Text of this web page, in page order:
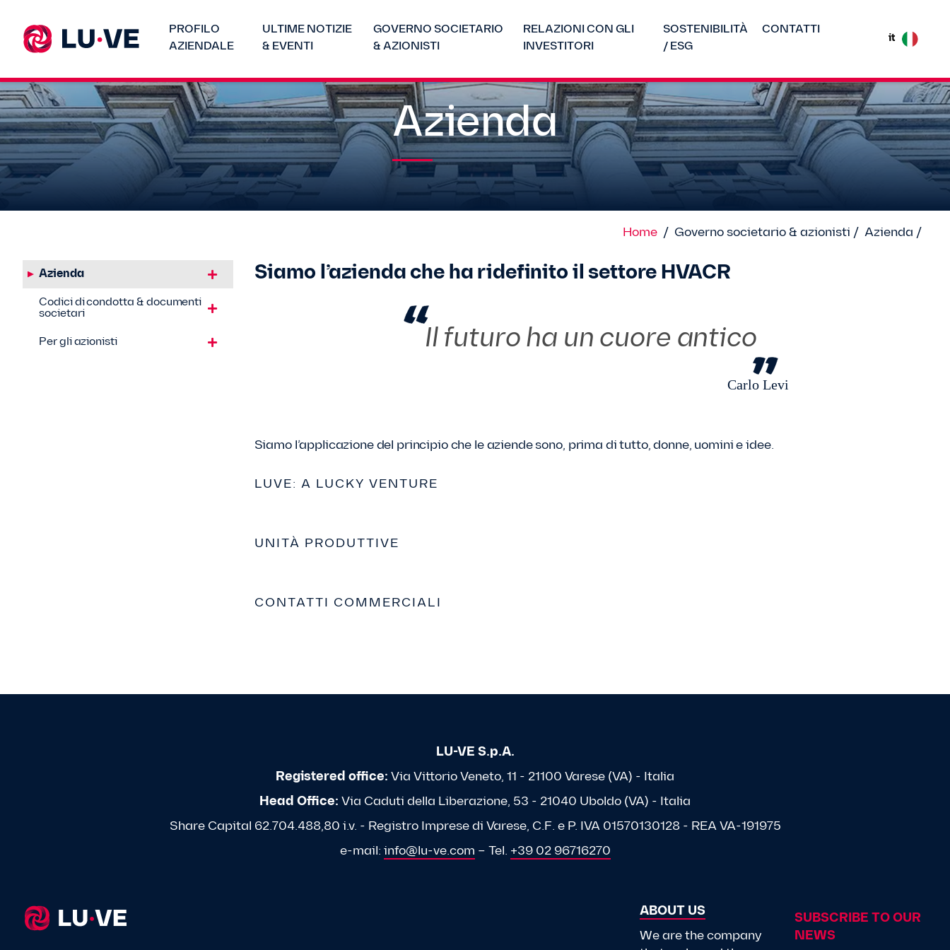
PROFILO
AZIENDALE
ULTIME NOTIZIE
& EVENTI
GOVERNO SOCIETARIO
& AZIONISTI
RELAZIONI CON GLI
INVESTITORI
SOSTENIBILITÀ
/ ESG
CONTATTI
it
Azienda
Home / Governo societario & azionisti / Azienda /
Azienda
Codici di condotta & documenti
societari
Per gli azionisti
Siamo l’azienda che ha ridefinito il settore HVACR
Il futuro ha un cuore antico
Carlo Levi
Siamo l’applicazione del principio che le aziende sono, prima di tutto, donne, uomini e idee.
LUVE: A LUCKY VENTURE
UNITÀ PRODUTTIVE
CONTATTI COMMERCIALI
LU-VE S.p.A.
Registered office: Via Vittorio Veneto, 11 - 21100 Varese (VA) - Italia
Head Office: Via Caduti della Liberazione, 53 - 21040 Uboldo (VA) - Italia
Share Capital 62.704.488,80 i.v. - Registro Imprese di Varese, C.F. e P. IVA 01570130128 - REA VA-191975
e-mail: info@lu-ve.com – Tel. +39 02 96716270
ABOUT US
We are the company
SUBSCRIBE TO OUR
NEWS